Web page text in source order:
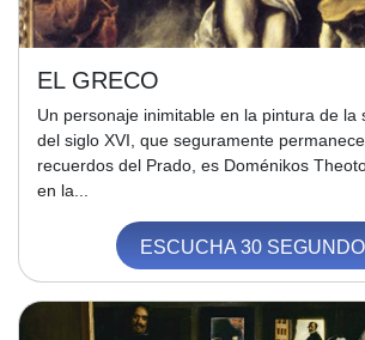
EL GRECO
Un personaje inimitable en la pintura de la
del siglo XVI, que seguramente
recuerdos del Prado, es Doménikos
en la...
ESCUCHA 30